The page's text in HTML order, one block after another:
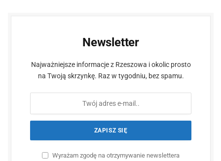
Newsletter
Najważniejsze informacje z Rzeszowa i okolic prosto
na Twoją skrzynkę. Raz w tygodniu, bez spamu.
Wyrażam zgodę na otrzymywanie newslettera